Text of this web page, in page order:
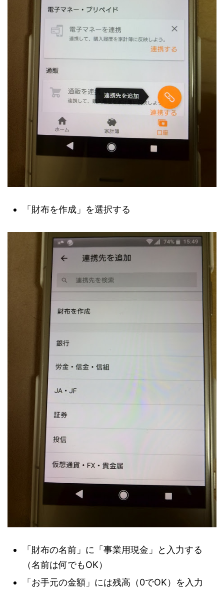
「財布を作成」を選択する
「財布の名前」に「事業用現金」と入力する
（名前は何でもOK）
「お手元の金額」には残高（0でOK）を入力